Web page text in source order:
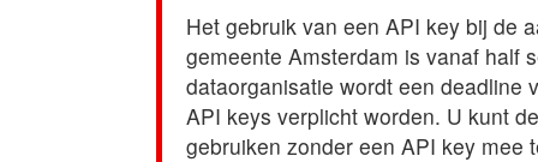
Het gebruik van een API key bij de
gemeente Amsterdam is vanaf half
dataorganisatie wordt een deadline
API keys verplicht worden. U kunt
gebruiken zonder een API key mee